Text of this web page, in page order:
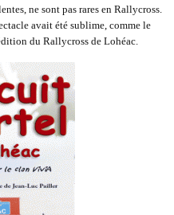
ne sont pas rares en Rallycross.
avait été sublime, comme le
du Rallycross de Lohéac.